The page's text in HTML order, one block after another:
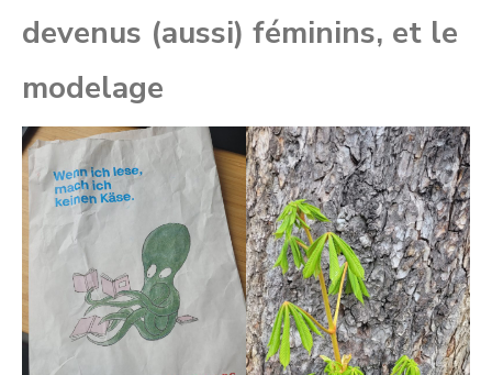
devenus (aussi) féminins, et le
modelage